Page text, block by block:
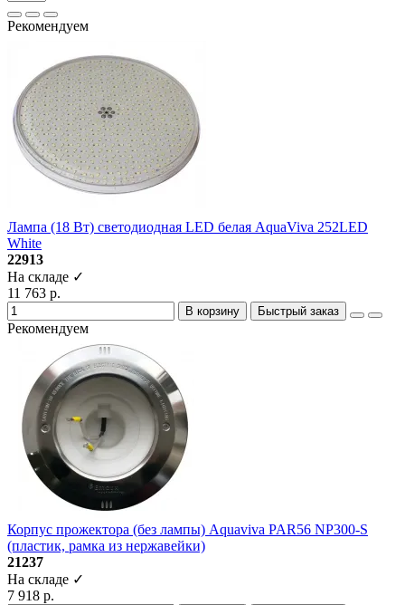
Рекомендуем
Лампа (18 Вт) светодиодная LED белая AquaViva 252LED
White
22913
На складе ✓
11 763 р.
В корзину Быстрый заказ
Рекомендуем
Корпус прожектора (без лампы) Aquaviva PAR56 NP300-S
(пластик, рамка из нержавейки)
21237
На складе ✓
7 918 р.